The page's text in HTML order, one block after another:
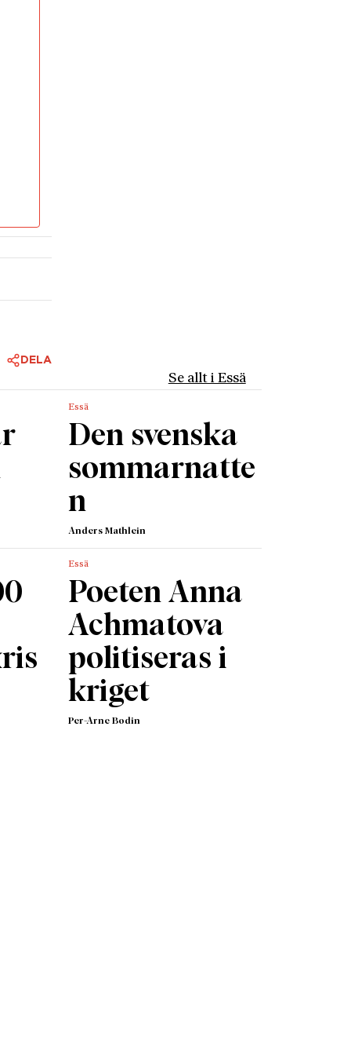
som
liv
dagar
skulle
känd
of
in
att
Här
det
men
DELA
Se allt i Essä
Essä
Den svenska
sommarnatte
n
Anders Mathlein
Essä
Poeten Anna
Achmatova
politiseras i
kriget
Per-Arne Bodin